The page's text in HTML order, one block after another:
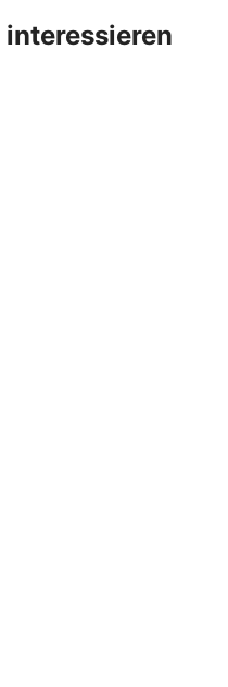
interessieren